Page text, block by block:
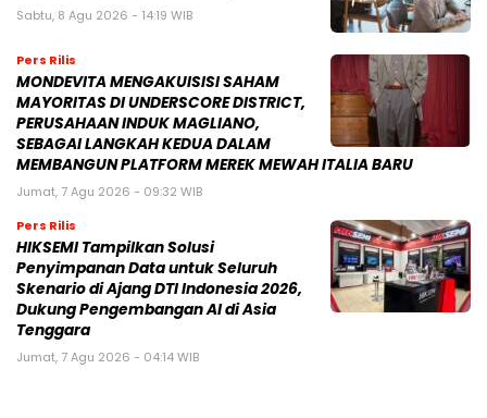
Sabtu, 8 Agu 2026 - 14:19 WIB
Pers Rilis
MONDEVITA MENGAKUISISI SAHAM
MAYORITAS DI UNDERSCORE DISTRICT,
PERUSAHAAN INDUK MAGLIANO,
SEBAGAI LANGKAH KEDUA DALAM
MEMBANGUN PLATFORM MEREK MEWAH ITALIA BARU
Jumat, 7 Agu 2026 - 09:32 WIB
Pers Rilis
HIKSEMI Tampilkan Solusi
Penyimpanan Data untuk Seluruh
Skenario di Ajang DTI Indonesia 2026,
Dukung Pengembangan AI di Asia
Tenggara
Jumat, 7 Agu 2026 - 04:14 WIB